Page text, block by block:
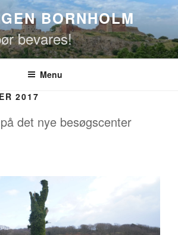
BORNHOLM
bevares!
Menu
2017
det nye besøgscenter